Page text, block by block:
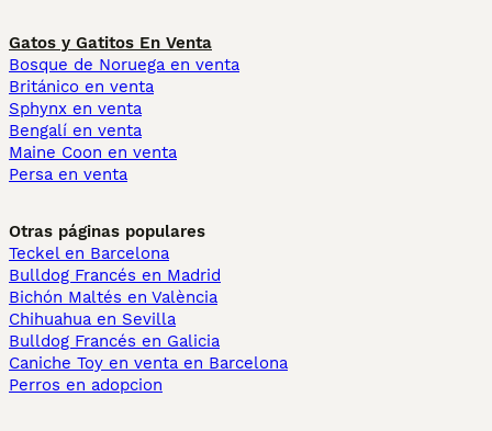
Gatos y Gatitos En Venta
Bosque de Noruega en venta
Británico en venta
Sphynx en venta
Bengalí en venta
Maine Coon en venta
Persa en venta
Otras páginas populares
Teckel en Barcelona
Bulldog Francés en Madrid
Bichón Maltés en València
Chihuahua en Sevilla
Bulldog Francés en Galicia
Caniche Toy en venta en Barcelona
Perros en adopcion